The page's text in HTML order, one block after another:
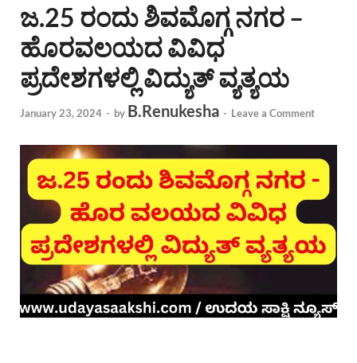
ಜ.25 ರಂದು ಶಿವಮೊಗ್ಗ ನಗರ –
ಹೊರವಲಯದ ವಿವಿಧ
ಪ್ರದೇಶಗಳಲ್ಲಿ ವಿದ್ಯುತ್ ವ್ಯತ್ಯಯ
January 23, 2024 - by B.Renukesha - Leave a Comment